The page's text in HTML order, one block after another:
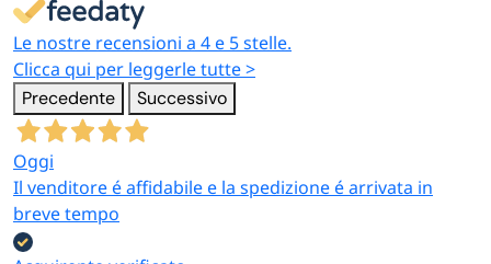
Le nostre recensioni a 4 e 5 stelle.
Clicca qui per leggerle tutte >
Precedente Successivo
Oggi
Il venditore é affidabile e la spedizione é arrivata in
breve tempo